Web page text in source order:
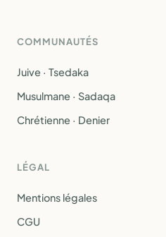
COMMUNAUTÉS
Juive · Tsedaka
Musulmane · Sadaqa
Chrétienne · Denier
LÉGAL
Mentions légales
CGU